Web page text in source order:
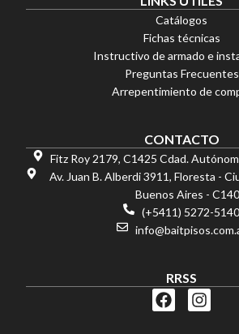
Catálogos
Fichas técnicas
Instructivo de armado e
Preguntas Frecuentes
Arrepentimiento de
CONTACTO
Fitz Roy 2179, C1425 Cdad.
Av. Juan B. Alberdi 3911, Floresta -
Buenos Aires -
(+5411) 5272-5140
RRSS
F
a
I
n